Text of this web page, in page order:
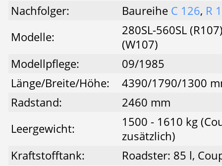
Nachfolger:
Baureihe C 126, R
Modelle:
280SL-560SL
(W107)
Modellpflege:
09/1985
Länge/Breite/Höhe:
4390/1790/1300
Radstand:
2460 mm
Leergewicht:
1500 - 1610 kg
zusätzlich)
Kraftstofftank:
Roadster: 85 l,